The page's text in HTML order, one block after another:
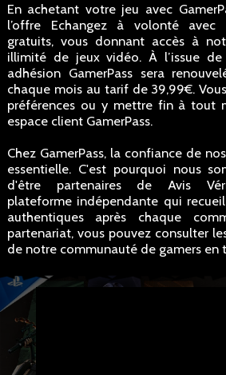
En achetant votre jeu avec
l’offre Echangez à volonté avec
gratuits, vous donnant accès à
illimité de jeux vidéo. À l’issue
adhésion GamerPass sera
chaque mois au tarif de 39,99€.
préférences ou y mettre fin à tout
espace client GamerPass.
Chez GamerPass, la confiance de
essentielle. C'est pourquoi nous
d'être partenaires de Avis
plateforme indépendante qui
authentiques après chaque
partenariat, vous pouvez consulter
de notre communauté de gamers en